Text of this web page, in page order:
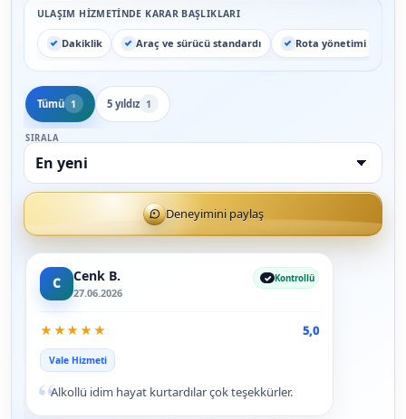
ULAŞIM HIZMETINDE KARAR BAŞLIKLARI
Dakiklik Araç ve sürücü standardı Rota yönetimi
Tümü 1 5 yıldız 1
SIRALA
Deneyimini paylaş
C Cenk B.
27.06.2026
Kontrollü
★★★★★ 5,0
Vale Hizmeti
“Alkollü idim hayat kurtardılar çok teşekkürler.